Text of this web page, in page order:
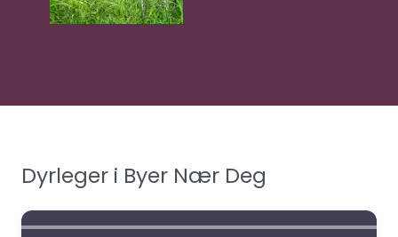
Dyrleger i Byer Nær Deg